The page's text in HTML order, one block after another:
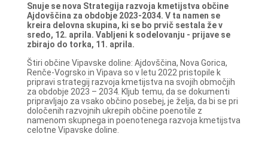
Snuje se nova Strategija razvoja kmetijstva občine
Ajdovščina za obdobje 2023-2034. V ta namen se
kreira delovna skupina, ki se bo prvič sestala že v
sredo, 12. aprila. Vabljeni k sodelovanju - prijave se
zbirajo do torka, 11. aprila.
Štiri občine Vipavske doline: Ajdovščina, Nova Gorica,
Renče-Vogrsko in Vipava so v letu 2022 pristopile k
pripravi strategij razvoja kmetijstva na svojih območjih
za obdobje 2023 – 2034. Kljub temu, da se dokumenti
pripravljajo za vsako občino posebej, je želja, da bi se pri
določenih razvojnih ukrepih občine poenotile z
namenom skupnega in poenotenega razvoja kmetijstva
celotne Vipavske doline.